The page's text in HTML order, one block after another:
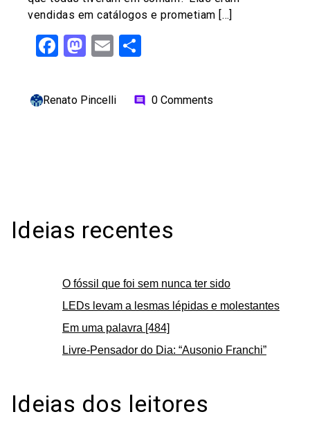
vendidas em catálogos e prometiam […]
Facebook
Mastodon
Email
Renato Pincelli comment 0 Comments
Ideias recentes
O fóssil que foi sem nunca ter sido
LEDs levam a lesmas lépidas e molestantes
Em uma palavra [484]
Livre-Pensador do Dia: “Ausonio Franchi”
Ideias dos leitores